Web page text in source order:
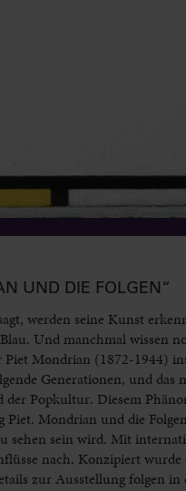
UND DIE FOLGEN“
werden seine Kunst
Und manchmal wissen
Mondrian (1872-1944)
Generationen, und
Popkultur. Diesem
Mondrian und die
sein wird. Mit
nach. Konzipiert wurde
zur Ausstellung folgen in